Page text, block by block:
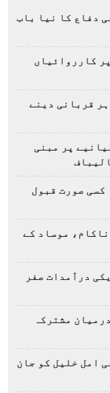
دفاع کا نیا باب
کارروائیاں
قربانی دینے
پر مبنی
کسی صورت قبول
موساد کے
درآمدات صفر
مشترکہ
امل خلیل کو جان